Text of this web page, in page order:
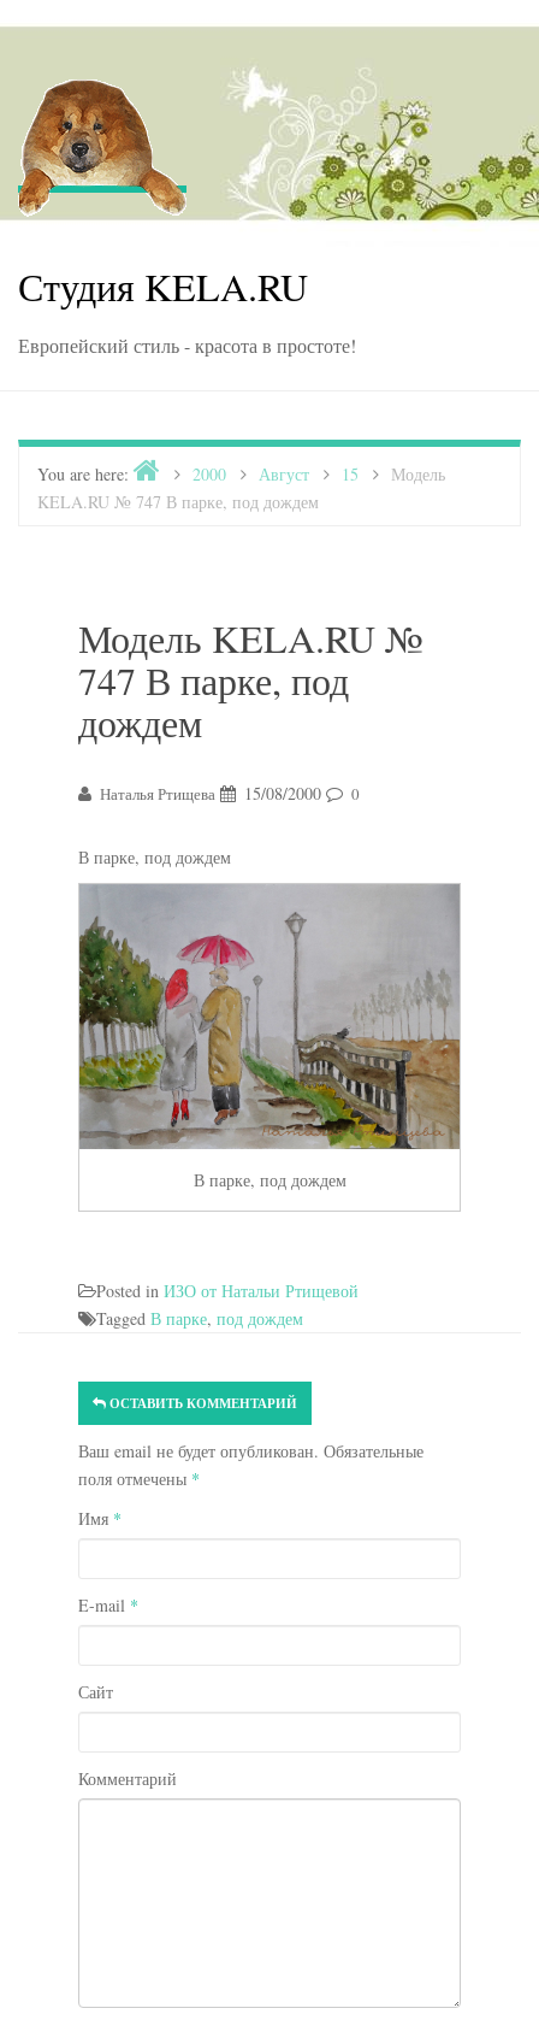
Студия KELA.RU
Европейский стиль - красота в простоте!
You are here: Home2000 Август 15
Модель
KELA.RU № 747 В парке, под дождем
Модель KELA.RU №
747 В парке, под
дождем
Наталья Ртищева 15/08/2000 0
В парке, под дождем
В парке, под дождем
Posted in ИЗО от Натальи Ртищевой
Tagged В парке, под дождем
ОСТАВИТЬ КОММЕНТАРИЙ
Ваш email не будет опубликован. Обязательные
поля отмечены *
Имя *
E-mail *
Сайт
Комментарий